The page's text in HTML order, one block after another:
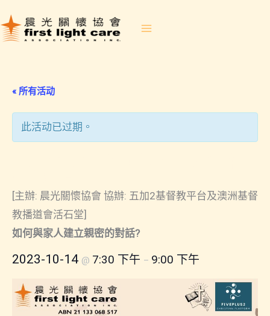
to
« 所有活动
此活动已过期。
[主辦: 晨光關懷協會 協辦: 五加2基督教平台及澳洲基督
教播道會活石堂]
如何與家人建立親密的對話?
2023-10-14 @ 7:30 下午 – 9:00 下午